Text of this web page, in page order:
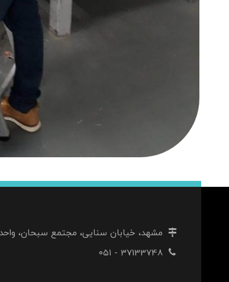
مشهد، خیابان سنایی، مجتمع سبحان، واحد 301 اداری
37133748 - ۰۵۱